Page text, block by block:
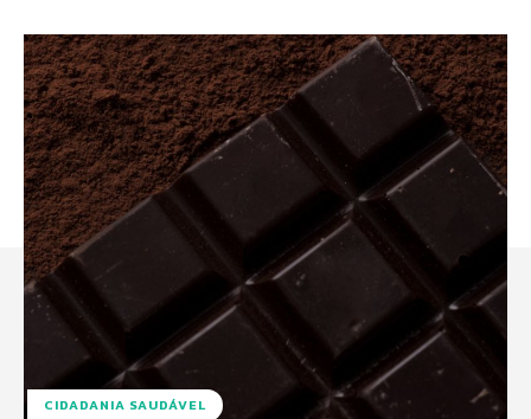
CIDADANIA SAUDÁVEL